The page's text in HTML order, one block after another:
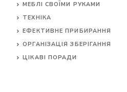
МЕБЛІ СВОЇМИ РУКАМИ
ТЕХНІКА
ЕФЕКТИВНЕ ПРИБИРАННЯ
ОРГАНІЗАЦІЯ ЗБЕРІГАННЯ
ЦІКАВІ ПОРАДИ